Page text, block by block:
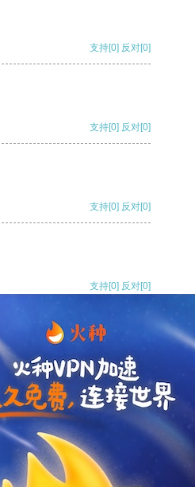
支持[0] 反对[0]
支持[0] 反对[0]
支持[0] 反对[0]
支持[0] 反对[0]
支持[0] 反对
支持